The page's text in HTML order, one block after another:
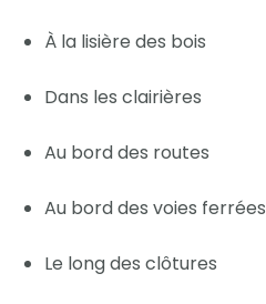
À la lisière des bois
Dans les clairières
Au bord des routes
Au bord des voies ferrées
Le long des clôtures